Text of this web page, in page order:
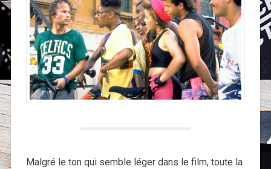
Malgré le ton qui semble léger dans le film, toute la